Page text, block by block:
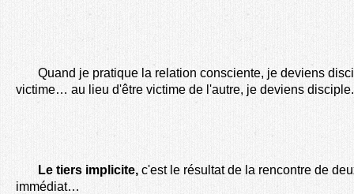
Quand je pratique la relation consciente, je deviens
victime… au lieu d'être victime de l'autre, je deviens disciple.
Le tiers implicite, c'est le résultat de la rencontre de
immédiat…